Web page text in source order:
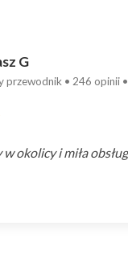
G
przewodnik • 246 opinii
okolicy i miła